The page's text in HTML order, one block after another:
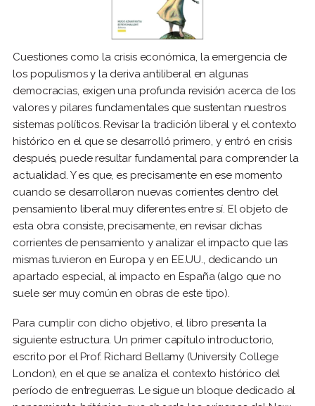
Cuestiones como la crisis económica, la emergencia de
los populismos y la deriva antiliberal en algunas
democracias, exigen una profunda revisión acerca de los
valores y pilares fundamentales que sustentan nuestros
sistemas políticos. Revisar la tradición liberal y el contexto
histórico en el que se desarrolló primero, y entró en crisis
después, puede resultar fundamental para comprender la
actualidad. Y es que, es precisamente en ese momento
cuando se desarrollaron nuevas corrientes dentro del
pensamiento liberal muy diferentes entre sí. El objeto de
esta obra consiste, precisamente, en revisar dichas
corrientes de pensamiento y analizar el impacto que las
mismas tuvieron en Europa y en EE.UU., dedicando un
apartado especial, al impacto en España (algo que no
suele ser muy común en obras de este tipo).
Para cumplir con dicho objetivo, el libro presenta la
siguiente estructura. Un primer capítulo introductorio,
escrito por el Prof. Richard Bellamy (University College
London), en el que se analiza el contexto histórico del
período de entreguerras. Le sigue un bloque dedicado al